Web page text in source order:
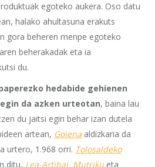
egoteko aukera. Oso datu
halako ahultasuna erakuts
gora beheren menpe egoteko
beherakadak eta ia
du.
hedabide gehienen
da azken urteotan, baina lau
du jaitsi egin behar izan dutela
artean, Goiena aldizkaria da
urtero, 1.968 orri. Tolosaldeko
ditu, Lea-Artibai, Mutriku eta